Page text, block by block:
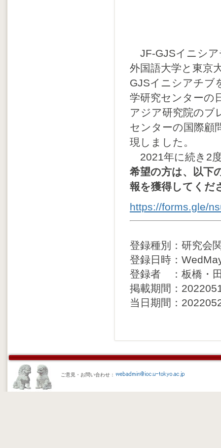
JF-GJSイニシア
外国語大学と東京
GJSイニシアチブ
学研究センターの
アジア研究院のブ
センターの国際顧
現しました。
2021年に続き2
希望の方は、以下
報を獲得してくだ
https://forms.gle/
登録種別：研究会
登録日時：
登録者 ：板橋・
掲載期間：
当日期間：
ご意見・お問い合わせ：